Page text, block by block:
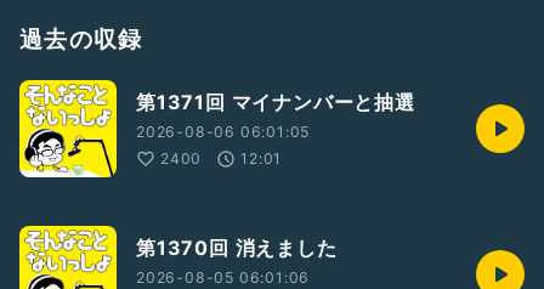
・夕刊フジ
他…
ラジオトーク
・フォロワー70,000人達成
・2024年ラジオトーク大賞
・2021年収録トーク総選挙1位
・2021年思い出に残るライブ賞受賞
・そんないプロジェクトリーダー
・2015年アップル BESTof2015
過去の収録
第1371回 マイナンバーと抽選
2026-08-06 06:01:05
2400
12:01
第1370回 消えました
2026-08-05 06:01:06